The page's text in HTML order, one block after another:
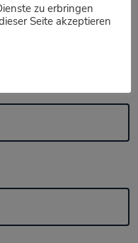
zu erbringen
Seite akzeptieren